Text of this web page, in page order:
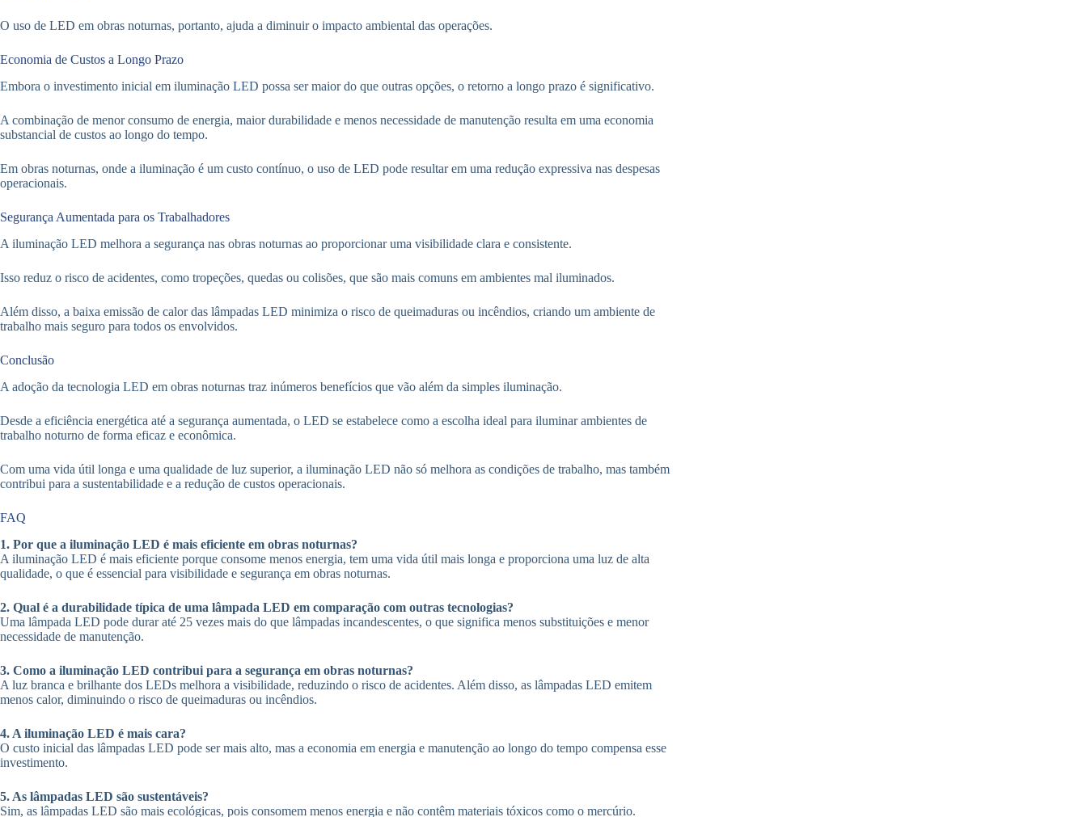
O uso de LED em obras noturnas, portanto, ajuda a diminuir o impacto ambiental das operações.
Economia de Custos a Longo Prazo
Embora o investimento inicial em iluminação LED possa ser maior do que outras opções, o retorno a longo prazo é significativo.
A combinação de menor consumo de energia, maior durabilidade e menos necessidade de manutenção resulta em uma economia
substancial de custos ao longo do tempo.
Em obras noturnas, onde a iluminação é um custo contínuo, o uso de LED pode resultar em uma redução expressiva nas despesas
operacionais.
Segurança Aumentada para os Trabalhadores
A iluminação LED melhora a segurança nas obras noturnas ao proporcionar uma visibilidade clara e consistente.
Isso reduz o risco de acidentes, como tropeções, quedas ou colisões, que são mais comuns em ambientes mal iluminados.
Além disso, a baixa emissão de calor das lâmpadas LED minimiza o risco de queimaduras ou incêndios, criando um ambiente de
trabalho mais seguro para todos os envolvidos.
Conclusão
A adoção da tecnologia LED em obras noturnas traz inúmeros benefícios que vão além da simples iluminação.
Desde a eficiência energética até a segurança aumentada, o LED se estabelece como a escolha ideal para iluminar ambientes de
trabalho noturno de forma eficaz e econômica.
Com uma vida útil longa e uma qualidade de luz superior, a iluminação LED não só melhora as condições de trabalho, mas também
contribui para a sustentabilidade e a redução de custos operacionais.
FAQ
1. Por que a iluminação LED é mais eficiente em obras noturnas?
A iluminação LED é mais eficiente porque consome menos energia, tem uma vida útil mais longa e proporciona uma luz de alta
qualidade, o que é essencial para visibilidade e segurança em obras noturnas.
2. Qual é a durabilidade típica de uma lâmpada LED em comparação com outras tecnologias?
Uma lâmpada LED pode durar até 25 vezes mais do que lâmpadas incandescentes, o que significa menos substituições e menor
necessidade de manutenção.
3. Como a iluminação LED contribui para a segurança em obras noturnas?
A luz branca e brilhante dos LEDs melhora a visibilidade, reduzindo o risco de acidentes. Além disso, as lâmpadas LED emitem
menos calor, diminuindo o risco de queimaduras ou incêndios.
4. A iluminação LED é mais cara?
O custo inicial das lâmpadas LED pode ser mais alto, mas a economia em energia e manutenção ao longo do tempo compensa esse
investimento.
5. As lâmpadas LED são sustentáveis?
Sim, as lâmpadas LED são mais ecológicas, pois consomem menos energia e não contêm materiais tóxicos como o mercúrio.